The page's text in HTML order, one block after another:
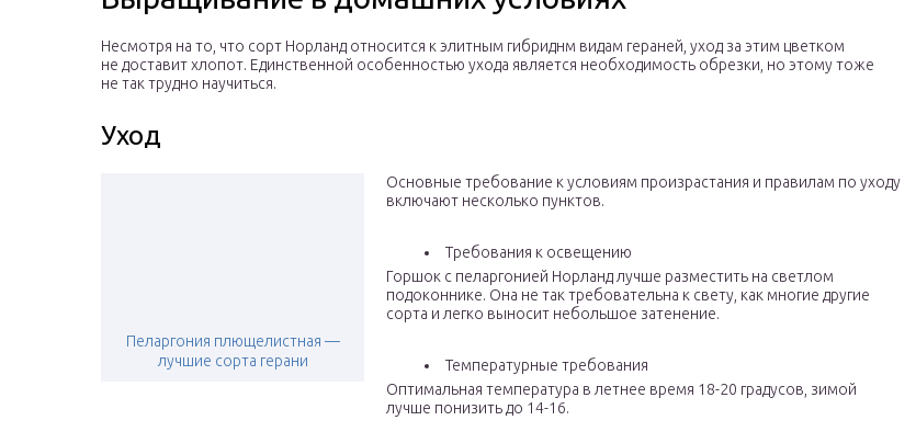
Несмотря на то, что сорт Норланд относится к элитным гибриднм видам гераней, уход за этим цветком
не доставит хлопот. Единственной особенностью ухода является необходимость обрезки, но этому тоже
не так трудно научиться.
Уход
Пеларгония плющелистная —
лучшие сорта герани
Основные требование к условиям произрастания и правилам по уходу
включают несколько пунктов.
Требования к освещению
Горшок с пеларгонией Норланд лучше разместить на светлом
подоконнике. Она не так требовательна к свету, как многие другие
сорта и легко выносит небольшое затенение.
Температурные требования
Оптимальная температура в летнее время 18-20 градусов, зимой
лучше понизить до 14-16.